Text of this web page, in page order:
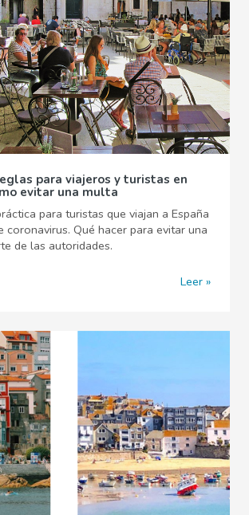
para viajeros y turistas en
evitar una multa
para turistas que viajan a España
coronavirus. Qué hacer para evitar una
de las autoridades.
Leer